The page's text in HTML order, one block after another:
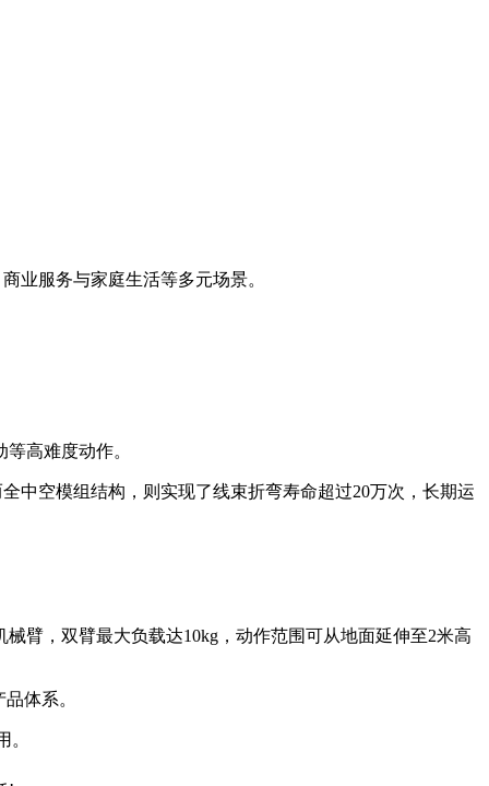
业服务与家庭生活等多元场景。
高难度动作。
中空模组结构，则实现了线束折弯寿命超过20万次，长期运
臂，双臂最大负载达10kg，动作范围可从地面延伸至2米高
体系。
。